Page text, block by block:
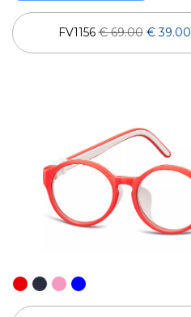
FV1156€ 69.00 € 39.00